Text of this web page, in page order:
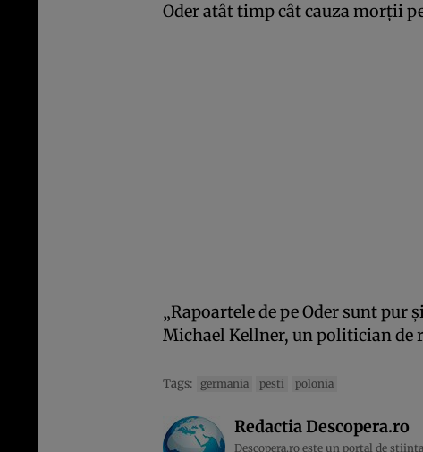
Oder atât timp cât cauza morţii
„Rapoartele de pe Oder sunt
Michael Kellner, un politician de
Tags: germania pesti polonia
Redactia Descopera.ro
Descopera.ro este un portal de